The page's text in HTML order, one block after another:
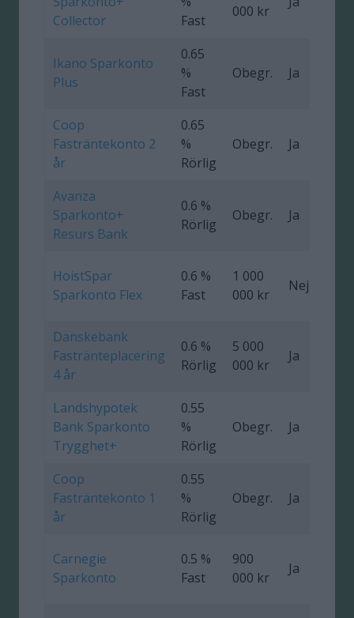
Collector
Fast
000 kr
Ikano Sparkonto
Plus
0.65
%
Fast
Obegr. Ja
Coop
Fasträntekonto 2
år
0.65
%
Rörlig
Obegr. Ja
Avanza
Sparkonto+
Resurs Bank
0.6 %
Rörlig
Obegr. Ja
HoistSpar
Sparkonto Flex
0.6 %
Fast
1 000
000 kr
Nej
Danskebank
Fastränteplacering
4 år
0.6 %
Rörlig
5 000
000 kr
Ja
Landshypotek
Bank Sparkonto
Trygghet+
0.55
%
Rörlig
Obegr. Ja
Coop
Fasträntekonto 1
år
0.55
%
Rörlig
Obegr. Ja
Carnegie
Sparkonto
0.5 %
Fast
900
000 kr
Ja